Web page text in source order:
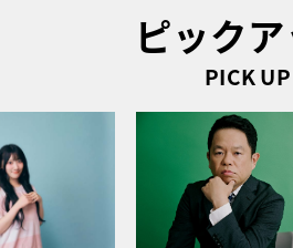
ピック
PICK UP